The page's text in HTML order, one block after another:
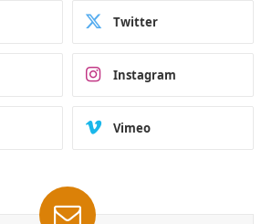
Twitter
Instagram
Vimeo